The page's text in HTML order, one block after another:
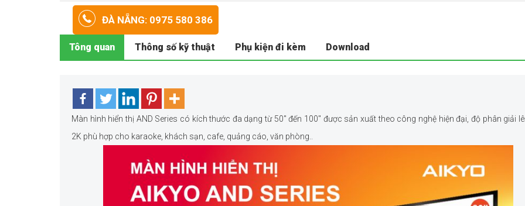
ĐÀ NẴNG: 0975 580 386
Tông quan Thông số kỹ thuật Phụ kiện đi kèm Download
Màn hình hiển thị AND Series có kích thước đa dạng từ 50″ đến 100″ được sản xuất theo công nghệ hiện đại, độ phân giải
2K phù hợp cho karaoke, khách sạn, cafe, quảng cáo, văn phòng..